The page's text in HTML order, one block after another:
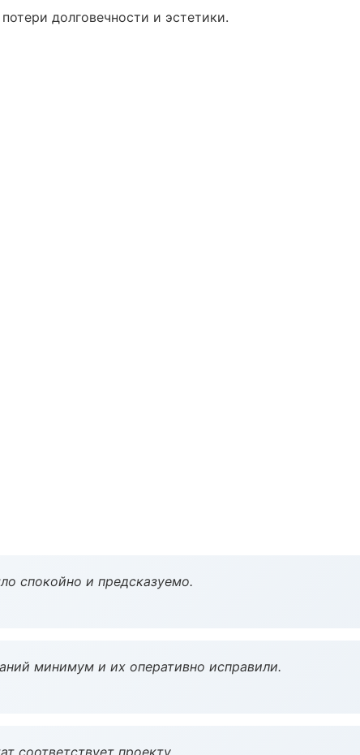
долговечности и эстетики.
спокойно и предсказуемо.
минимум и их оперативно исправили.
соответствует проекту.